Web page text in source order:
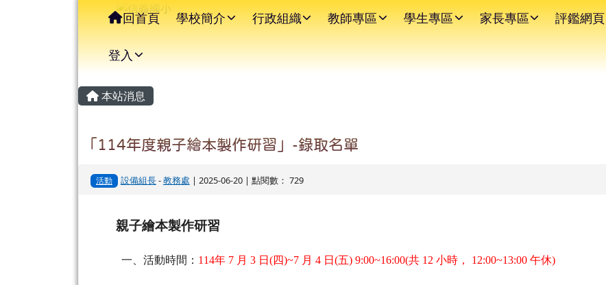
信義國小導覽列
回首頁 學校簡介 行政組織 教師專區 學生專區 家長專區 評鑑網頁
登入
主內容區域
本站消息
「114年度親子繪本製作研習」-錄取名單
活動 設備組長-教務處 | 2025-06-20 | 點閱數： 729
親子繪本製作研習
一、活動時間： 114年 7 月 3 日(四)~7 月 4 日(五) 9:00~16:00(共 12 小時， 12:00~13:00 午休)
頁尾區域